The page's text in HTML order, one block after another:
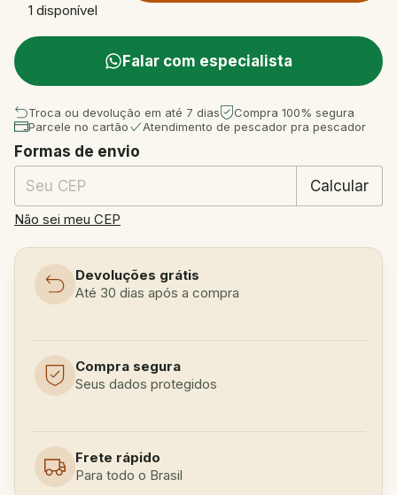
1 disponível
Falar com especialista
Troca ou devolução em até 7 dias
Compra 100% segura
Parcele no cartão
Atendimento de pescador pra pescador
Entregas para o CEP:
Formas de envio
Calcular
Não sei meu CEP
Devoluções grátis
Até 30 dias após a compra
Compra segura
Seus dados protegidos
Frete rápido
Para todo o Brasil